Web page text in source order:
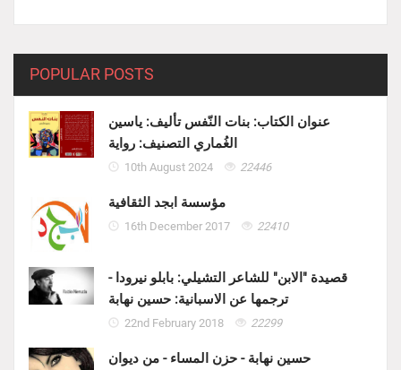
POPULAR POSTS
عنوان الكتاب: بنات النّفس تأليف: ياسين
الغُماري التصنيف: رواية
10th August 2024 22446
مؤسسة ابجد الثقافية
16th December 2017 22410
قصيدة "الابن" للشاعر التشيلي: بابلو نيرودا -
ترجمها عن الاسبانية: حسين نهابة
22nd February 2018 22299
حسين نهابة - حزن المساء - من ديوان